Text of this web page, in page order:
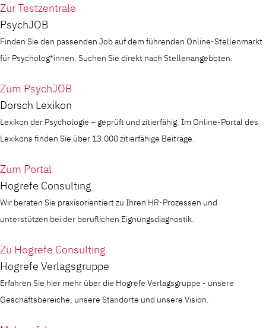
Zur Testzentrale
PsychJOB
Finden Sie den passenden Job auf dem führenden Online-Stellenmarkt
für Psycholog*innen. Suchen Sie direkt nach Stellenangeboten.
Zum PsychJOB
Dorsch Lexikon
Lexikon der Psychologie – geprüft und zitierfähig. Im Online-Portal des
Lexikons finden Sie über 13.000 zitierfähige Beiträge.
Zum Portal
Hogrefe Consulting
Wir beraten Sie praxisorientiert zu Ihren HR-Prozessen und
unterstützen bei der beruflichen Eignungsdiagnostik.
Zu Hogrefe Consulting
Hogrefe Verlagsgruppe
Erfahren Sie hier mehr über die Hogrefe Verlagsgruppe - unsere
Geschäftsbereiche, unsere Standorte und unsere Vision.